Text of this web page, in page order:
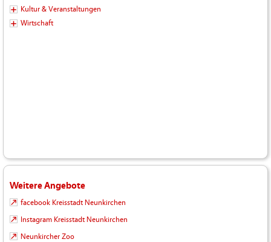
Kultur & Veranstaltungen
Wirtschaft
Weitere Angebote
facebook Kreisstadt Neunkirchen
Instagram Kreisstadt Neunkirchen
Neunkircher Zoo